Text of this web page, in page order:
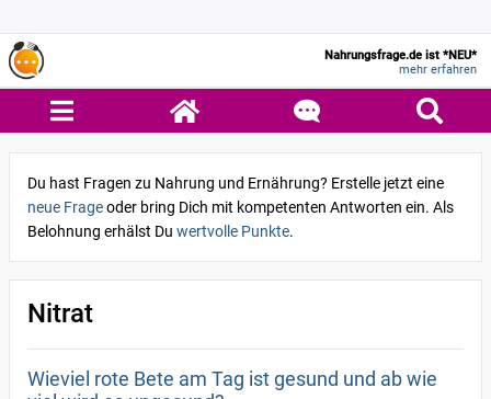
Nahrungsfrage.de ist *NEU*
mehr erfahren
Du hast Fragen zu Nahrung und Ernährung? Erstelle jetzt eine
neue Frageoder bring Dich mit kompetenten Antworten ein. Als
Belohnung erhälst Du wertvolle Punkte.
Nitrat
Wieviel rote Bete am Tag ist gesund und ab wie